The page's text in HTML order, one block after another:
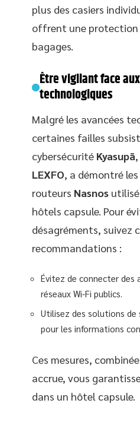
plus des casiers
offrent une protection
bagages.
Être vigilant face
technologiques
Malgré les avancées
certaines failles
cybersécurité Kyasupā
LEXFO, a démontré
routeurs Nasnos
hôtels capsule. Pour
désagréments, suivez
recommandations :
Évitez de connecter des
réseaux Wi-Fi publics.
Utilisez des solutions de
pour les informations
Ces mesures,
accrue, vous
dans un hôtel capsule.